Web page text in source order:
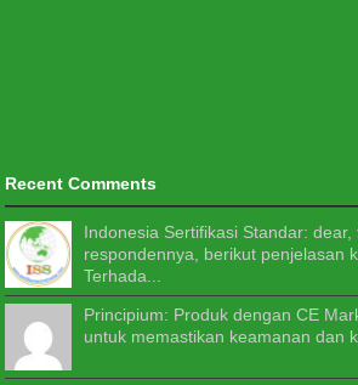
Recent Comments
Indonesia Sertifikasi Standar:
respondennya, berikut penjelasan
Terhada...
Principium: Produk dengan CE
untuk memastikan keamanan dan